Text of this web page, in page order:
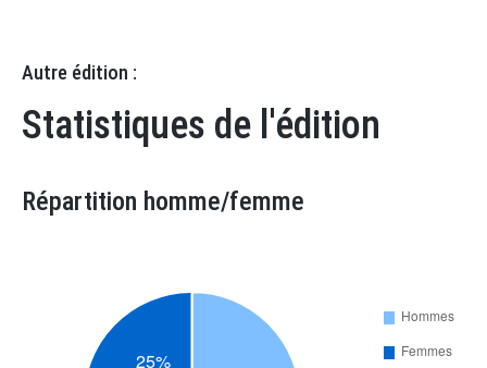
Autre édition :
Statistiques de l'édition
Répartition homme/femme